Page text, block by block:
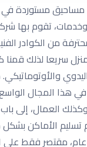
مساحيق مستوردة
تقوم بها
من الكوادر
سريعا لذلك قمنا
في هذا المجال
العمال، إلى
تسليم الأماكن
مقتصر فقط على